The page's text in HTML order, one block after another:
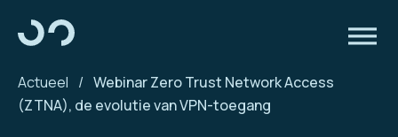
Actueel / Webinar Zero Trust Network Access
(ZTNA), de evolutie van VPN-toegang